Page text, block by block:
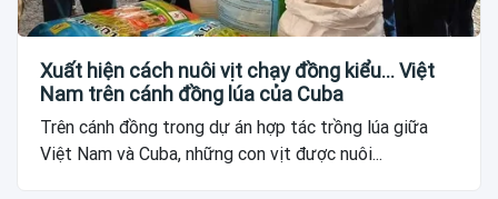
Xuất hiện cách nuôi vịt chạy đồng kiểu... Việt
Nam trên cánh đồng lúa của Cuba
Trên cánh đồng trong dự án hợp tác trồng lúa giữa
Việt Nam và Cuba, những con vịt được nuôi...